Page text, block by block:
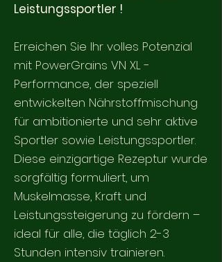
Leistungssportler !
Erreichen Sie Ihr volles Potenzial
mit PowerGrains VN XL -
Performance, der speziell
entwickelten Nährstoffmischung
für ambitionierte und sehr aktive
Sportler sowie Leistungssportler.
Diese einzigartige Rezeptur wurde
sorgfältig formuliert, um
Muskelmasse, Kraft und
Leistungssteigerung zu fördern –
ideal für alle, die täglich 2-3
Stunden intensiv trainieren.